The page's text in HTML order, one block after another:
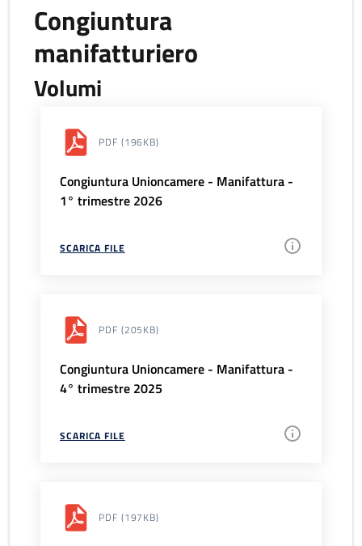
Congiuntura
manifatturiero
Volumi
PDF (196KB)
Congiuntura Unioncamere - Manifattura -
1° trimestre 2026
SCARICA FILE
PDF (205KB)
Congiuntura Unioncamere - Manifattura -
4° trimestre 2025
SCARICA FILE
PDF (197KB)